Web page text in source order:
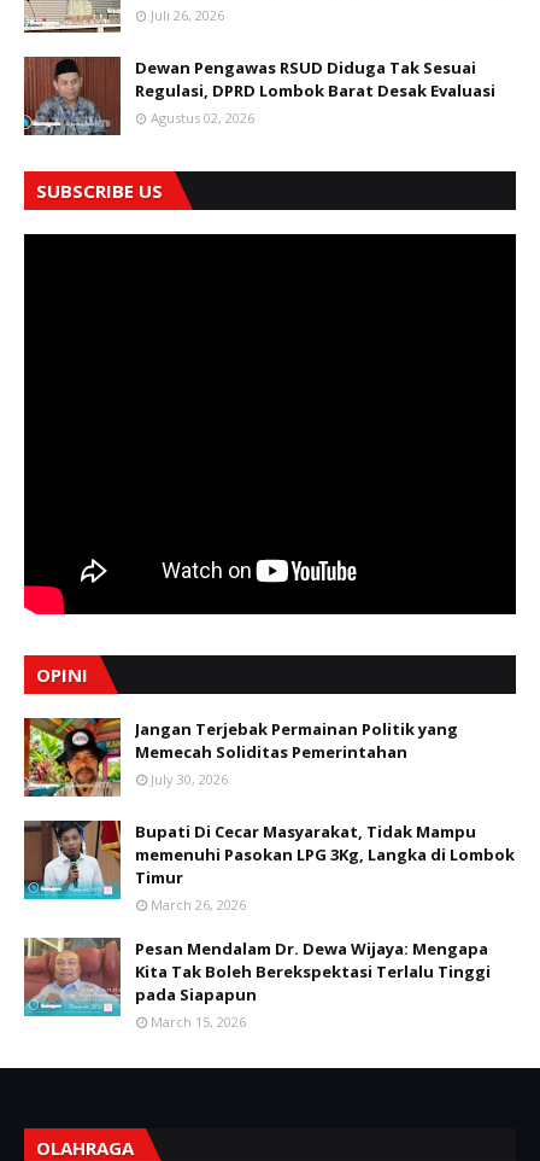
Juli 26, 2026
Dewan Pengawas RSUD Diduga Tak Sesuai
Regulasi, DPRD Lombok Barat Desak Evaluasi
Agustus 02, 2026
SUBSCRIBE US
OPINI
Jangan Terjebak Permainan Politik yang
Memecah Soliditas Pemerintahan
July 30, 2026
Bupati Di Cecar Masyarakat, Tidak Mampu
memenuhi Pasokan LPG 3Kg, Langka di Lombok
Timur
March 26, 2026
Pesan Mendalam Dr. Dewa Wijaya: Mengapa
Kita Tak Boleh Berekspektasi Terlalu Tinggi
pada Siapapun
March 15, 2026
OLAHRAGA